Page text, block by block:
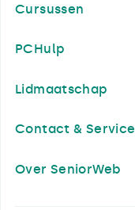
Cursussen
PCHulp
Lidmaatschap
Contact & Service
Over SeniorWeb